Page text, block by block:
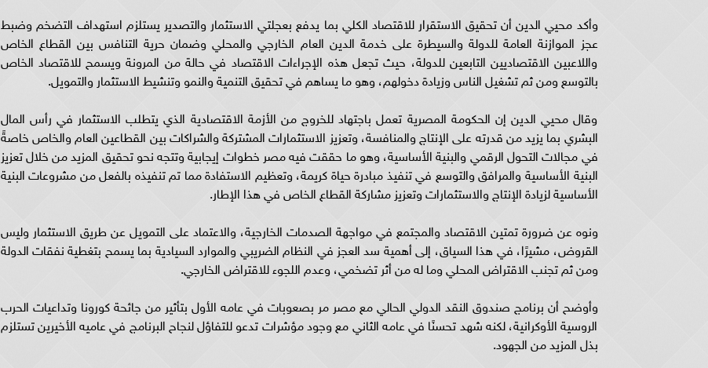
وأكد محيي الدين أن تحقيق الاستقرار للاقتصاد الكلي بما يدفع بعجلتي الاستثمار والتصدير يستلزم استهداف التضخم وضبط
عجز الموازنة العامة للدولة والسيطرة على خدمة الدين العام الخارجي والمحلي وضمان حرية التنافس بين القطاع الخاص
واللاعبين الاقتصاديين التابعين للدولة، حيث تجعل هذه الإجراءات الاقتصاد في حالة من المرونة ويسمح للاقتصاد الخاص
بالتوسع ومن ثم تشغيل الناس وزيادة دخولهم، وهو ما يساهم في تحقيق التنمية والنمو وتنشيط الاستثمار والتمويل.
وقال محيي الدين إن الحكومة المصرية تعمل باجتهاد للخروج من الأزمة الاقتصادية الذي يتطلب الاستثمار في رأس المال
البشري بما يزيد من قدرته على الإنتاج والمنافسة، وتعزيز الاستثمارات المشتركة والشراكات بين القطاعين العام والخاص خاصةً
في مجالات التحول الرقمي والبنية الأساسية، وهو ما حققت فيه مصر خطوات إيجابية وتتجه نحو تحقيق المزيد من خلال تعزيز
البنية الأساسية والمرافق والتوسع في تنفيذ مبادرة حياة كريمة، وتعظيم الاستفادة مما تم تنفيذه بالفعل من مشروعات البنية
الأساسية لزيادة الإنتاج والاستثمارات وتعزيز مشاركة القطاع الخاص في هذا الإطار.
ونوه عن ضرورة تمتين الاقتصاد والمجتمع في مواجهة الصدمات الخارجية، والاعتماد على التمويل عن طريق الاستثمار وليس
القروض، مشيرًا، في هذا السياق، إلى أهمية سد العجز في النظام الضريبي والموارد السيادية بما يسمح بتغطية نفقات الدولة
ومن ثم تجنب الاقتراض المحلي وما له من أثر تضخمي، وعدم اللجوء للاقتراض الخارجي.
وأوضح أن برنامج صندوق النقد الدولي الحالي مع مصر مر بصعوبات في عامه الأول بتأثير من جائحة كورونا وتداعيات الحرب
الروسية الأوكرانية، لكنه شهد تحسنًا في عامه الثاني مع وجود مؤشرات تدعو للتفاؤل لنجاح البرنامج في عاميه الأخيرين تستلزم
بذل المزيد من الجهود.